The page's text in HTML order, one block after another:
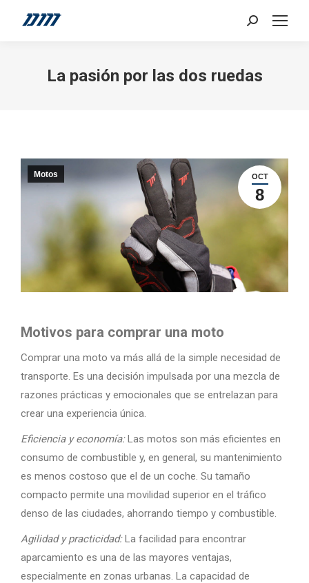
Search:
La pasión por las dos ruedas
OCT
8
Motos
Motivos para comprar una moto
Comprar una moto va más allá de la simple necesidad de
transporte. Es una decisión impulsada por una mezcla de
razones prácticas y emocionales que se entrelazan para
crear una experiencia única.
Eficiencia y economía:Las motos son más eficientes en
consumo de combustible y, en general, su mantenimiento
es menos costoso que el de un coche. Su tamaño
compacto permite una movilidad superior en el tráfico
denso de las ciudades, ahorrando tiempo y combustible.
Agilidad y practicidad:La facilidad para encontrar
aparcamiento es una de las mayores ventajas,
especialmente en zonas urbanas. La capacidad de